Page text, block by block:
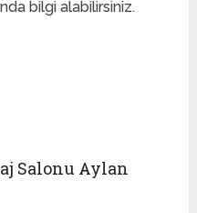
bilgi alabilirsiniz.
Salonu Aylan